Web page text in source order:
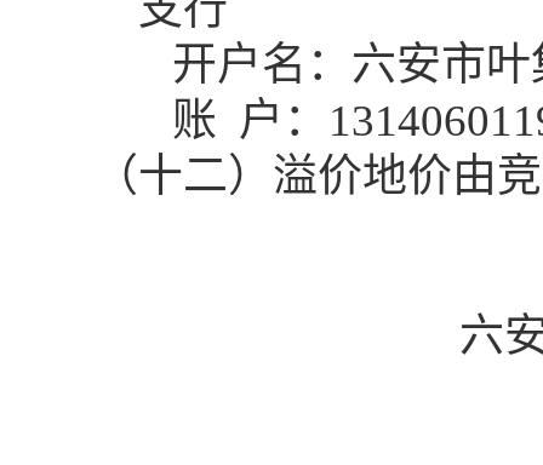
开户名：六安市
账 户：
（十二）溢价地价由
六